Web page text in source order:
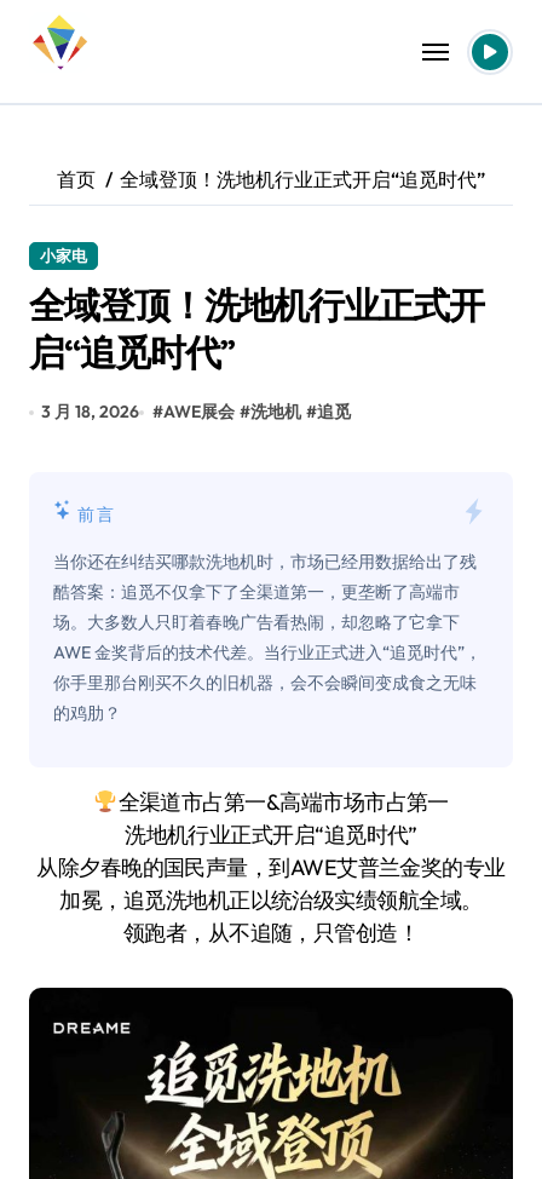
首页 全域登顶！洗地机行业正式开启“追觅时代”
小家电
全域登顶！洗地机行业正式开
启“追觅时代”
3 月 18, 2026 #AWE展会 #洗地机 #追觅
前言
当你还在纠结买哪款洗地机时，市场已经用数据给出了残
酷答案：追觅不仅拿下了全渠道第一，更垄断了高端市
场。大多数人只盯着春晚广告看热闹，却忽略了它拿下
AWE 金奖背后的技术代差。当行业正式进入“追觅时代”，
你手里那台刚买不久的旧机器，会不会瞬间变成食之无味
的鸡肋？
全渠道市占第一&高端市场市占第一
洗地机行业正式开启“追觅时代”
从除夕春晚的国民声量，到AWE艾普兰金奖的专业
加冕，追觅洗地机正以统治级实绩领航全域。
领跑者，从不追随，只管创造！